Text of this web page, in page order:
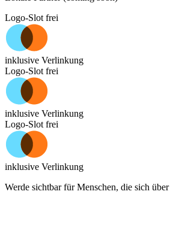
Logo-Slot frei
inklusive Verlinkung
Logo-Slot frei
inklusive Verlinkung
Logo-Slot frei
inklusive Verlinkung
Werde sichtbar für Menschen, die sich über